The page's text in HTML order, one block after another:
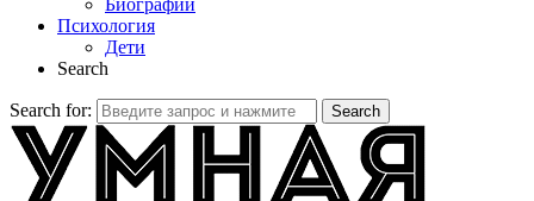
Биографии
Психология
Дети
Search
Search for: Search